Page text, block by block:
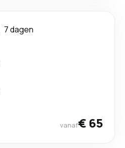
7 dagen
vanaf€ 65